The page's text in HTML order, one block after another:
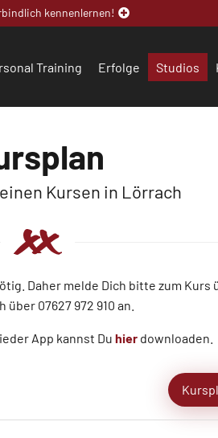
kennenlernen!
Training Erfolge Studios
Kursen in Lörrach
Daher melde Dich bitte zum Kurs
07627 972 910 an.
App kannst Du hier downloaden.